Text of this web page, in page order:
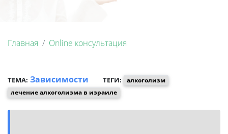
Главная Online консультация
ТЕМА: Зависимости ТЕГИ:
алкоголизм
лечение алкоголизма в израиле